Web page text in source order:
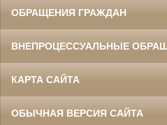
ОБРАЩЕНИЯ ГРАЖДАН
ВНЕПРОЦЕССУАЛЬНЫЕ
КАРТА САЙТА
ОБЫЧНАЯ ВЕРСИЯ САЙТА